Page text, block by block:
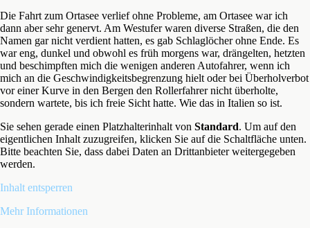
Die Fahrt zum Ortasee verlief ohne Probleme, am Ortasee war ich
dann aber sehr genervt. Am Westufer waren diverse Straßen, die den
Namen gar nicht verdient hatten, es gab Schlaglöcher ohne Ende. Es
war eng, dunkel und obwohl es früh morgens war, drängelten, hetzten
und beschimpften mich die wenigen anderen Autofahrer, wenn ich
mich an die Geschwindigkeitsbegrenzung hielt oder bei Überholverbot
vor einer Kurve in den Bergen den Rollerfahrer nicht überholte,
sondern wartete, bis ich freie Sicht hatte. Wie das in Italien so ist.
Sie sehen gerade einen Platzhalterinhalt von Standard. Um auf den
eigentlichen Inhalt zuzugreifen, klicken Sie auf die Schaltfläche unten.
Bitte beachten Sie, dass dabei Daten an Drittanbieter weitergegeben
werden.
Inhalt entsperren
Mehr Informationen